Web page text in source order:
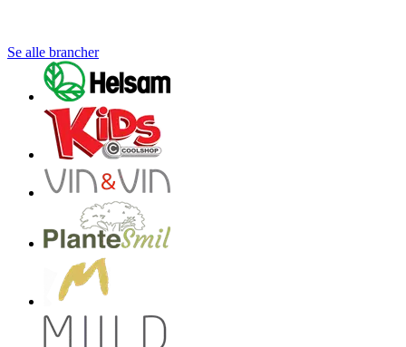
Se alle brancher